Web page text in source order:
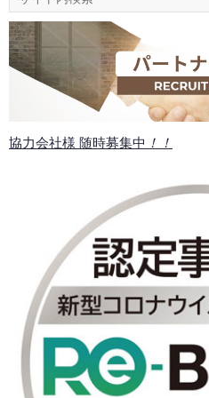
協力会社様 随時募集中 ！！